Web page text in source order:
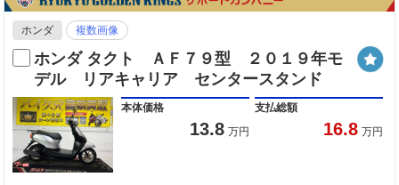
ホンダ 複数画像
ホンダ タクト ＡＦ７９型 ２０１９年モ
デル リアキャリア センタースタンド
本体価格
13.8 万円
支払総額
16.8 万円